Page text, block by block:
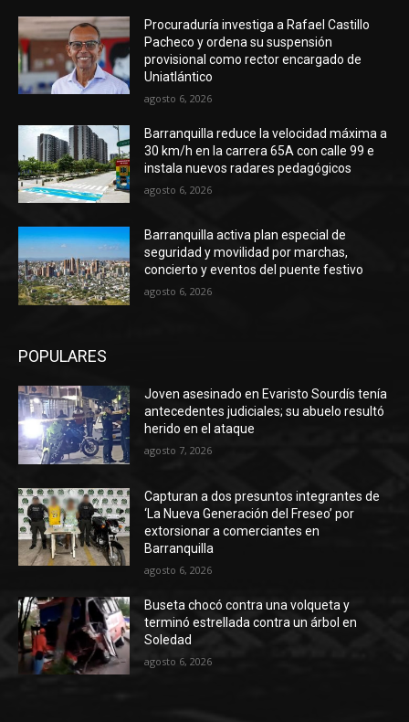
Procuraduría investiga a Rafael Castillo
Pacheco y ordena su suspensión
provisional como rector encargado de
Uniatlántico
agosto 6, 2026
Barranquilla reduce la velocidad máxima a
30 km/h en la carrera 65A con calle 99 e
instala nuevos radares pedagógicos
agosto 6, 2026
Barranquilla activa plan especial de
seguridad y movilidad por marchas,
concierto y eventos del puente festivo
agosto 6, 2026
POPULARES
Joven asesinado en Evaristo Sourdís tenía
antecedentes judiciales; su abuelo resultó
herido en el ataque
agosto 7, 2026
Capturan a dos presuntos integrantes de
‘La Nueva Generación del Freseo’ por
extorsionar a comerciantes en
Barranquilla
agosto 6, 2026
Buseta chocó contra una volqueta y
terminó estrellada contra un árbol en
Soledad
agosto 6, 2026